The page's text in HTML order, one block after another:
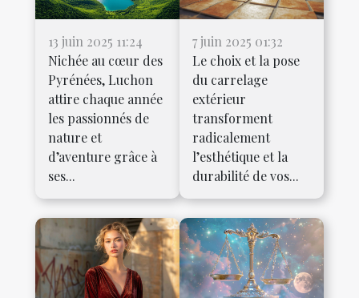
13 juin 2025 11:24
Nichée au cœur des
Pyrénées, Luchon
attire chaque année
les passionnés de
nature et
d’aventure grâce à
ses...
7 juin 2025 01:32
Le choix et la pose
du carrelage
extérieur
transforment
radicalement
l’esthétique et la
durabilité de vos...